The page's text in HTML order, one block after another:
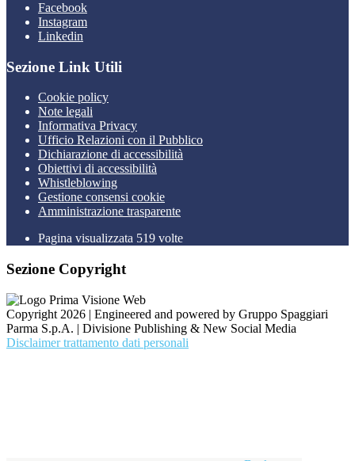
Facebook
Instagram
Linkedin
Sezione Link Utili
Cookie policy
Note legali
Informativa Privacy
Ufficio Relazioni con il Pubblico
Dichiarazione di accessibilità
Obiettivi di accessibilità
Whistleblowing
Gestione consensi cookie
Amministrazione trasparente
Pagina visualizzata 519 volte
Sezione Copyright
Copyright 2026 | Engineered and powered by Gruppo Spaggiari
Parma S.p.A. | Divisione Publishing & New Social Media
Disclaimer trattamento dati personali